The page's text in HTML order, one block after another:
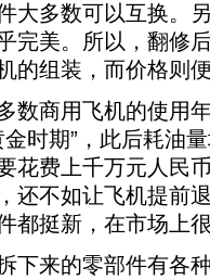
大多数可以互换。
完美。所以，翻修
的组装，而价格则
商用飞机的使用
时期”，此后耗油
花费上千万元人民
还不如让飞机提前
都挺新，在市场上
来的零部件有各种